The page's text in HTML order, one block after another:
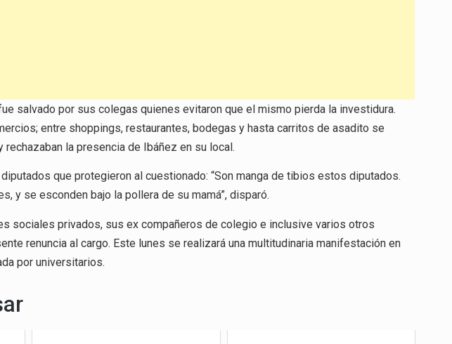
salvado por sus colegas quienes evitaron que el mismo pierda la investidura.
entre shoppings, restaurantes, bodegas y hasta carritos de asadito se
la presencia de Ibáñez en su local.
que protegieron al cuestionado: “Son manga de tibios estos diputados.
y se esconden bajo la pollera de su mamá”, disparó.
sociales privados, sus ex compañeros de colegio e inclusive varios otros
renuncia al cargo. Este lunes se realizará una multitudinaria manifestación en
por universitarios.